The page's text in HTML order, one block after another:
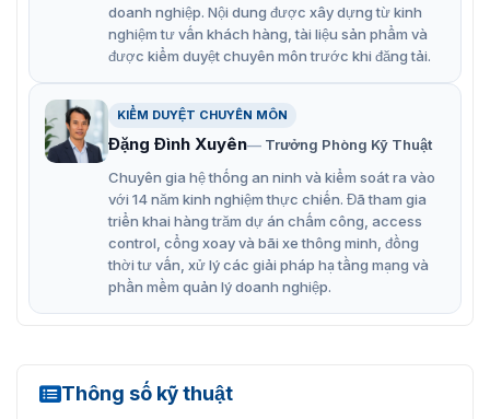
là một số hình ảnh thực tế của sản phẩm trong các đơn
vị sử dụng ở hạng mục thi công dự án của
VietnamSmart.
Máy bán hàng POS cầm tay ZKTeco ZKH300 nhỏ gọn như chiếc
doanh nghiệp. Nội dung được xây dựng từ kinh
nghiệm tư vấn khách hàng, tài liệu sản phẩm và
được kiểm duyệt chuyên môn trước khi đăng tải.
KIỂM DUYỆT CHUYÊN MÔN
Đặng Đình Xuyên
Trưởng Phòng Kỹ Thuật
Chuyên gia hệ thống an ninh và kiểm soát ra vào
với 14 năm kinh nghiệm thực chiến. Đã tham gia
triển khai hàng trăm dự án chấm công, access
control, cổng xoay và bãi xe thông minh, đồng
thời tư vấn, xử lý các giải pháp hạ tầng mạng và
phần mềm quản lý doanh nghiệp.
Thông số kỹ thuật
ZKH300